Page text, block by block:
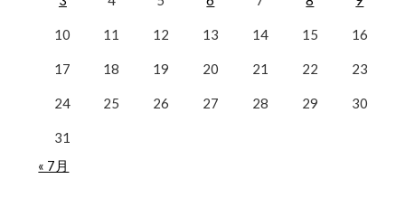
10 11 12 13 14 15 16
17 18 19 20 21 22 23
24 25 26 27 28 29 30
31
« 7月